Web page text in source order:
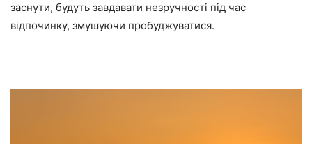
заснути, будуть завдавати незручності під час
відпочинку, змушуючи пробуджуватися.